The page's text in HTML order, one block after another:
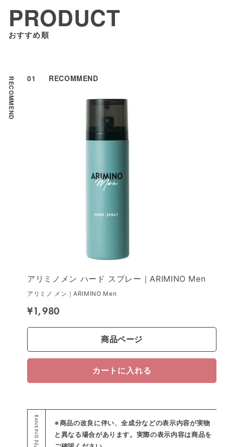
PRODUCT
おすすめ順
RECOMMEND 01 RECOMMEND
アリミノメン ハード スプレー｜ARIMINO Men
アリミノ メン｜ARIMINO Men
¥1,980
商品ページ
カートに入れる
RANKING
※商品の改良に伴い、全成分などの表示内容が実物
と異なる場合があります。実際の表示内容は商品を